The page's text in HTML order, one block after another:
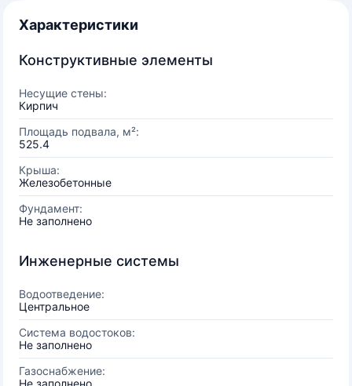
Характеристики
Конструктивные элементы
Несущие стены:
Кирпич
Площадь подвала, м²:
525.4
Крыша:
Железобетонные
Фундамент:
Не заполнено
Инженерные системы
Водоотведение:
Центральное
Система водостоков:
Не заполнено
Газоснабжение:
Не заполнено